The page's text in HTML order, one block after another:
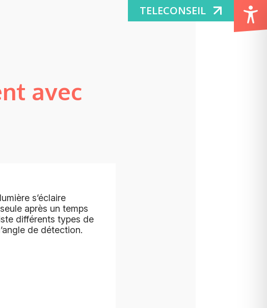
TELECONSEIL
avec
s’éclaire
après un temps
différents types de
de détection.